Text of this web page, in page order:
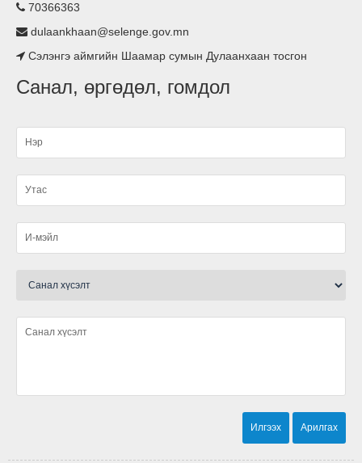
Туршлага судаллаа
Мал, тэжээвэр амьтдын тооллого зохион
70366363
dulaankhaan@selenge.gov.mn
Сэлэнгэ аймгийн Шаамар сумын Дулаанхаан тосгон
Санал, өргөдөл, гомдол